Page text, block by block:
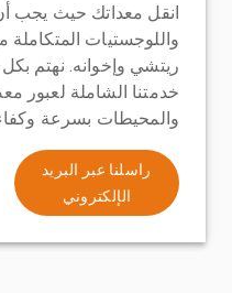
انقل معداتك حيث يجب
واللوجستيات
ريتشي وإخوانه. نهتم
خدمتنا الشاملة لعبور
والمحيطات بسرعة
راسلنا عبر البريد
الإلكتروني